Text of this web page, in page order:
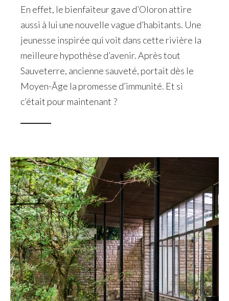
En effet, le bienfaiteur gave d’Oloron attire
aussi à lui une nouvelle vague d’habitants. Une
jeunesse inspirée qui voit dans cette rivière la
meilleure hypothèse d’avenir. Après tout
Sauveterre, ancienne sauveté, portait dès le
Moyen-Âge la promesse d’immunité. Et si
c’était pour maintenant ?